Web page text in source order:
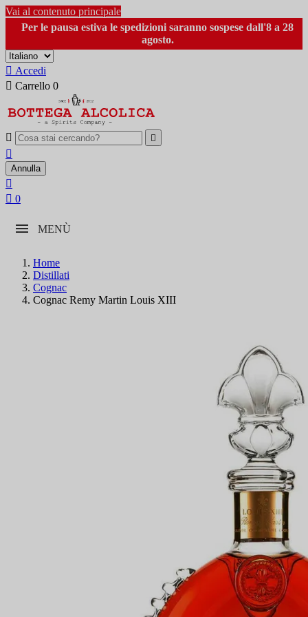
Vai al contenuto principale
Per le pausa estiva le spedizioni saranno sospese dall'8 a 28
agosto.
 Accedi
 Carrello 0
 

Annulla

 0
MENÙ
Home
Distillati
Cognac
Cognac Remy Martin Louis XIII